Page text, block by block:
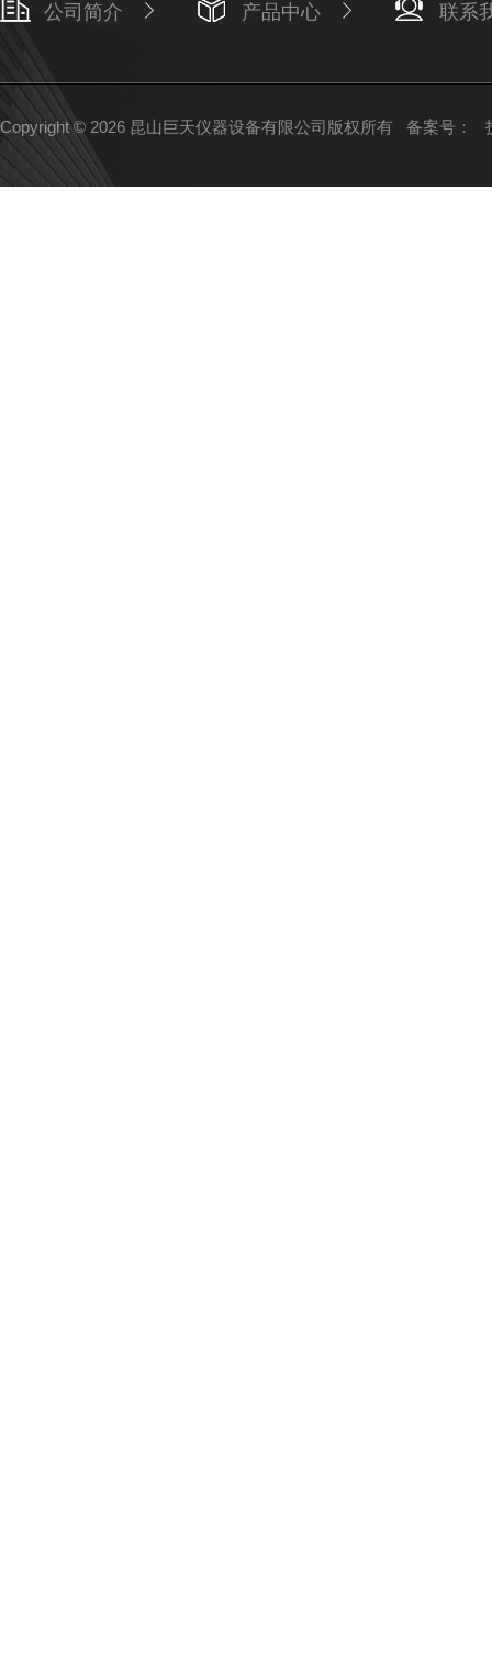
公司简介 产品中心 联系
Copyright © 2026 昆山巨天仪器设备有限公司版权所有 备案号：